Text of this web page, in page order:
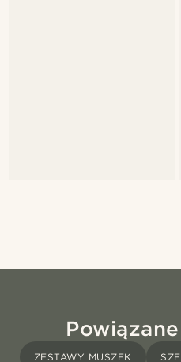
ZESTAWY MUSZEK